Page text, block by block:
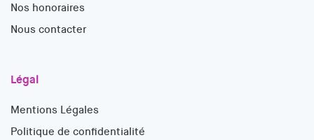
Nos honoraires
Nous contacter
Légal
Mentions Légales
Politique de confidentialité